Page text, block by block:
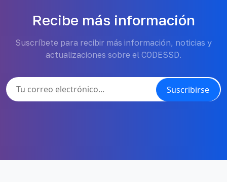
Recibe más información
Suscríbete para recibir más información, noticias y
actualizaciones sobre el CODESSD.
Suscribirse